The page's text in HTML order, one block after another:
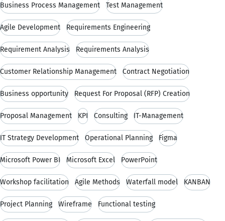
Business Process Management Test Management
Agile Development Requirements Engineering
Requirement Analysis Requirements Analysis
Customer Relationship Management Contract Negotiation
Business opportunity Request For Proposal (RFP) Creation
Proposal Management KPI Consulting IT-Management
IT Strategy Development Operational Planning Figma
Microsoft Power BI Microsoft Excel PowerPoint
Workshop facilitation Agile Methods Waterfall model KANBAN
Project Planning Wireframe Functional testing